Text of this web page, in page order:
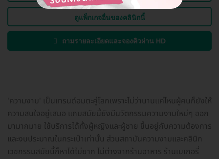
ดูแพ็กเกจอื่นของคลินิกนี้
ถามรายละเอียดและจองคิวผ่าน HD
'ความงาม' เป็นเทรนด์อมตะคู่โลกเพราะไม่ว่านานแค่ไหนผู้คนก็ยังให้
ความสนใจอยู่เสมอ แถมสมัยนี้ยังมีนวัตกรรมความงามใหม่ๆ ออก
มามากมาย ใช้บริการได้ทั้งผู้หญิงและผู้ชาย ขึ้นอยู่กับความต้องการ
และงบประมาณในกระเป๋าเท่านั้น ส่วนสถาบันความงามและคลินิก
เวชกรรมสมัยนี้ก็หาได้ไม่ยาก ไม่ต่างจากร้านอาหาร ร้านเบเกอรี่